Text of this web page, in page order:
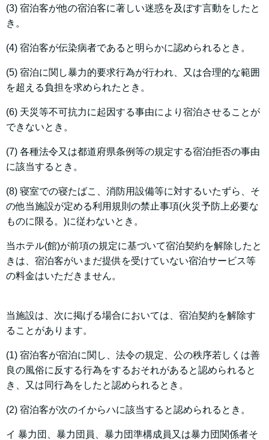
(3) 宿泊客が他の宿泊客に著しい迷惑を及ぼす言動をしたと
き。
(4) 宿泊客が伝染病者であると明らかに認められるとき。
(5) 宿泊に関し暴力的要求行為が行われ、又は合理的な範囲
を超える負担を求められたとき。
(6) 天災等不可抗力に起因する事由により宿泊させることが
できないとき。
(7) 各種法令又は都道府県条例等の規定する宿泊拒否の事由
に該当するとき。
(8) 寝室での寝たばこ、消防用設備等に対するいたずら、そ
の他当施設が定める利用規則の禁止事項(火災予防上必要な
ものに限る。)に従わないとき。
当ホテル(館)が前項の規定に基づいて宿泊契約を解除したと
きは、宿泊客がいまだ提供を受けていない宿泊サービス等
の料金はいただきません。
当施設は、次に掲げる場合においては、宿泊契約を解除す
ることがあります。
(1) 宿泊客が宿泊に関し、法令の規定、公の秩序若しくは善
良の風俗に反する行為をするおそれがあると認められると
き、又は同行為をしたと認められるとき。
(2) 宿泊客が次のイからハに該当すると認められるとき。
イ 暴力団、暴力団員、暴力団準構成員又は暴力団関係者そ